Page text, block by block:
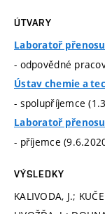
ÚTVARY
Laboratoř
- odpovědné
Ústav chemie a
- spolupříjemce
Laboratoř
- příjemce
VÝSLEDKY
KALIVODA, J.;